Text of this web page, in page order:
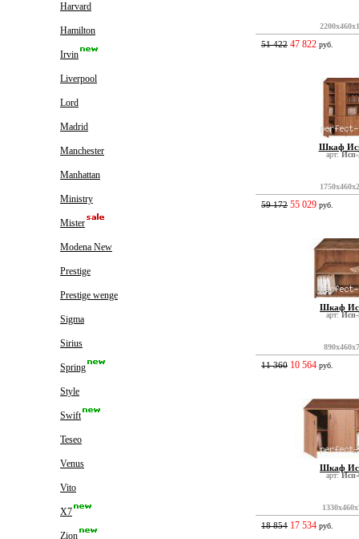
Harvard
Hamilton
Irvin
Liverpool
Lord
Madrid
Manchester
Manhattan
Ministry
Mister
Modena New
Prestige
Prestige wenge
Sigma
Sirius
Spring
Style
Swift
Teseo
Venus
Vito
X7
Zion
арт:Исп-
51 422 47 822 руб.
Шкаф
арт:Исп-
59 172 55 029 руб.
Шкаф
арт:Исп-
11 360 10 564 руб.
Шкаф
18 854 17 534 руб.